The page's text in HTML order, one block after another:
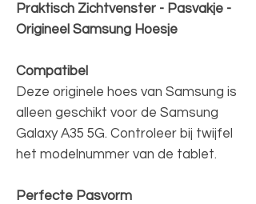
Praktisch Zichtvenster - Pasvakje -
Origineel Samsung Hoesje
Compatibel
Deze originele hoes van Samsung is
alleen geschikt voor de Samsung
Galaxy A35 5G. Controleer bij twijfel
het modelnummer van de tablet.
Perfecte Pasvorm